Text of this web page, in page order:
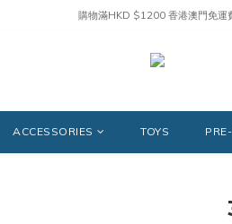
購物滿HKD $1200 香港澳門免運
ACCESSORIES TOYS